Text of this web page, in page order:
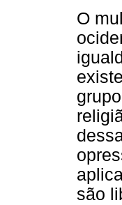
O
são